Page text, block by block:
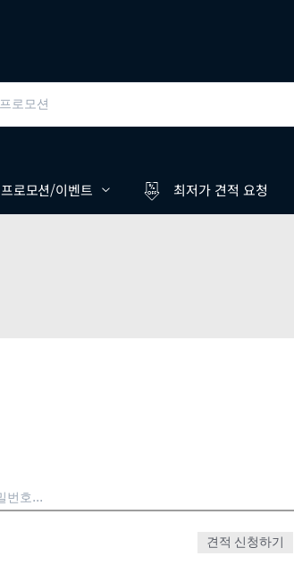
프로모션/이벤트 최저가 견적 요청